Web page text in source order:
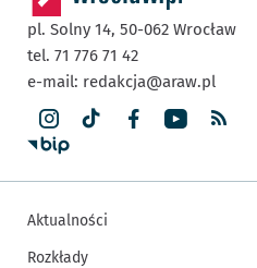
pl. Solny 14, 50-062 Wrocław
tel. 71 776 71 42
e-mail: redakcja@araw.pl
Aktualności
Rozkłady